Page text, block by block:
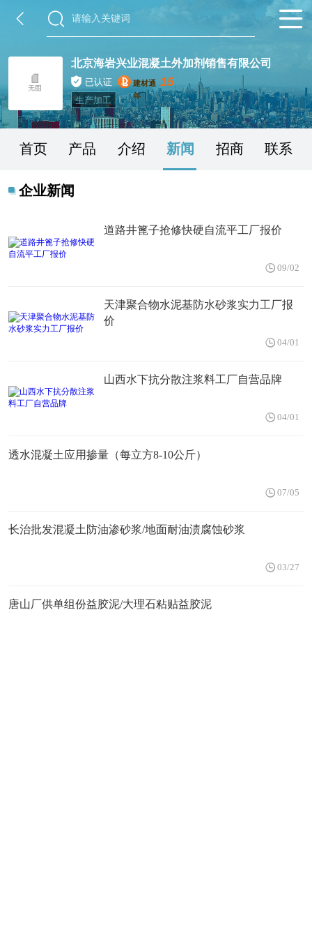
北京海岩兴业混凝土外加剂销售有限公司
已认证 建材通 15
年
生产加工
首页 产品 介绍 新闻 招商 联系
企业新闻
道路井篦子抢修快硬自流平工厂报价
09/02
天津聚合物水泥基防水砂浆实力工厂报
价
04/01
山西水下抗分散注浆料工厂自营品牌
04/01
透水混凝土应用掺量（每立方8-10公斤）
07/05
长治批发混凝土防油渗砂浆/地面耐油渍腐蚀砂浆
03/27
唐山厂供单组份益胶泥/大理石粘贴益胶泥